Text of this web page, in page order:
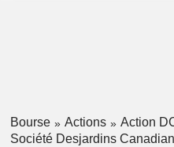
Bourse Actions
Action
Société Desjardins